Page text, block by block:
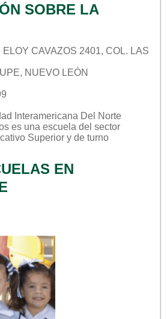
SOBRE LA
CAVAZOS 2401, COL. LAS
NUEVO LEÓN
Interamericana Del Norte
es una escuela del sector
Superior y de turno
EN